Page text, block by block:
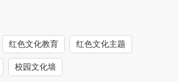
红色文化教育 红色文化主题
校园文化墙